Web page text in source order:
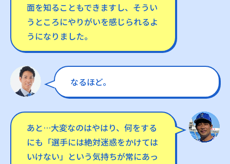
面を知ることもできますし、そうい
うところにやりがいを感じられるよ
うになりました。
なるほど。
あと…大変なのはやはり、何をする
にも「選手には絶対迷惑をかけては
いけない」という気持ちが常にあっ